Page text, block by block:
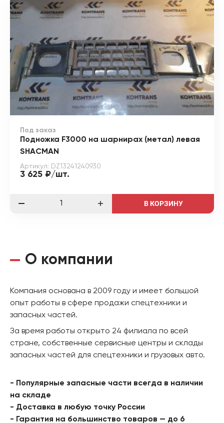
Под заказ
Подножка F3000 на шарнирах (метал) левая
SHACMAN
Артикул: DZ13241240930
3 625 ₽/шт.
В КОРЗИНУ
О компании
Компания основана в 2009 году и имеет большой
опыт работы в сфере продажи спецтехники и
запасных частей.
За время работы открыто 24 филиала по всей
стране, собственные сервисные центры и склады
запасных частей для спецтехники и грузовых авто.
- Популярные запасные части всегда в наличии
на складе
- Доставка в любую точку России
- Гарантия на большинство товаров — до 6